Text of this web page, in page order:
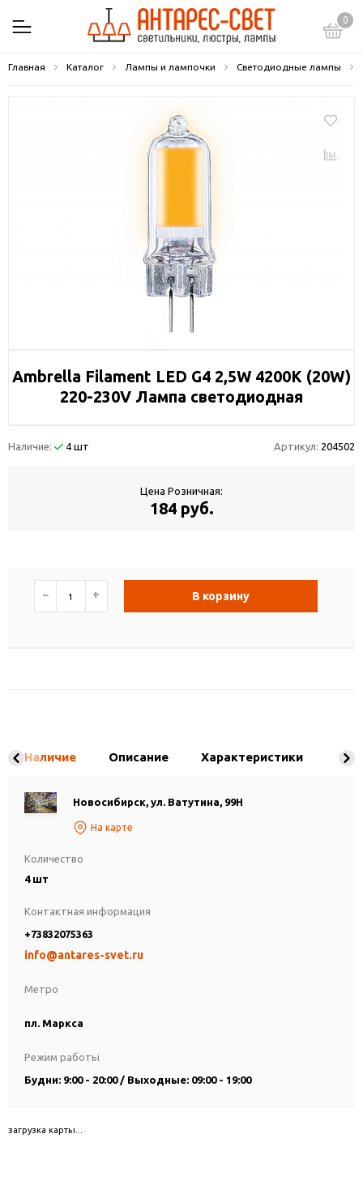
0
Главная Каталог Лампы и лампочки Светодиодные лампы
Ambrella Filament LED G4 2,5W 4200K (20W)
220-230V Лампа светодиодная
Наличие: 4 шт Артикул: 204502
Цена Розничная:
184 руб.
− + В корзину
Наличие Описание Характеристики
Новосибирск, ул. Ватутина, 99Н
На карте
Количество
4 шт
Метро
пл. Маркса
Контактная информация
+73832075363
info@antares-svet.ru
Режим работы
Будни: 9:00 - 20:00 / Выходные: 09:00 - 19:00
загрузка карты...